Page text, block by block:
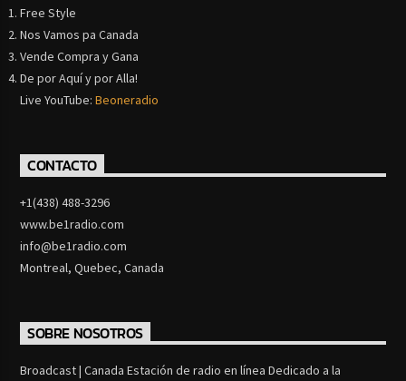
Free Style
Nos Vamos pa Canada
Vende Compra y Gana
De por Aquí y por Alla!
Live YouTube:Beoneradio
CONTACTO
+1(438) 488-3296
www.be1radio.com
info@be1radio.com
Montreal, Quebec, Canada
SOBRE NOSOTROS
Broadcast | Canada Estación de radio en línea Dedicado a la